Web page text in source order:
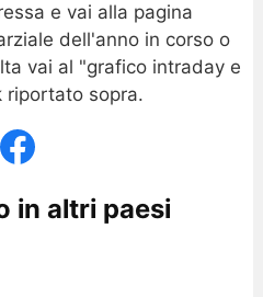
e vai alla pagina
dell'anno in corso o
vai al "grafico intraday e
riportato sopra.
in altri paesi